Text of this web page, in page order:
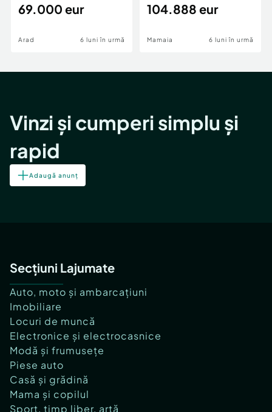
69.000 eur
Arad 6 luni în urmă
cheie,langa Mega
104.888 eur
Mamaia 6 luni în urmă
Vinzi și cumperi simplu și
rapid
Adaugă anunț
Secțiuni Lajumate
Auto, moto și ambarcațiuni
Imobiliare
Locuri de muncă
Electronice și electrocasnice
Modă și frumusețe
Piese auto
Casă și grădină
Mama și copilul
Sport, timp liber, artă